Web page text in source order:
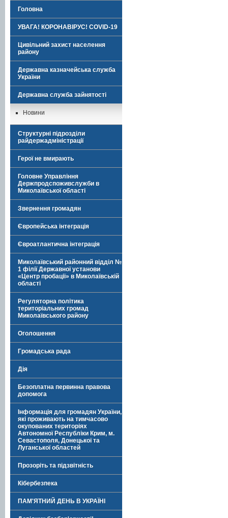
Головна
УВАГА! КОРОНАВІРУС! COVID-19
Цивільний захист населення
району
Державна казначейська служба
України
Державна служба зайнятості
Новини
Структурні підрозділи
райдержадміністрації
Герої не вмирають
Головне Управління
Держпродспоживслужби в
Миколаївської області
Звернення громадян
Європейська інтеграція
Євроатлантична інтеграція
Миколаївський районний відділ №
1 філії Державної установи
«Центр пробації» в Миколаївській
області
Регуляторна політика
територіальних громад
Миколаївського району
Оголошення
Громадська рада
Дія
Безоплатна первинна правова
допомога
Інформація для громадян України,
які проживають на тимчасово
окупованих територіях
Автономної Республіки Крим, м.
Севастополя, Донецької та
Луганської областей
Прозоріть та підзвітність
Кібербезпека
ПАМ'ЯТНИЙ ДЕНЬ В УКРАЇНІ